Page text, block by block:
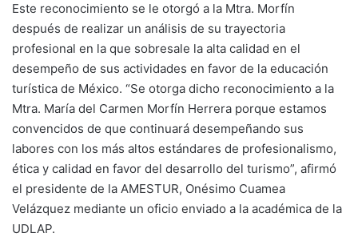
Este reconocimiento se le otorgó a la Mtra. Morfín
después de realizar un análisis de su trayectoria
profesional en la que sobresale la alta calidad en el
desempeño de sus actividades en favor de la educación
turística de México. “Se otorga dicho reconocimiento a la
Mtra. María del Carmen Morfín Herrera porque estamos
convencidos de que continuará desempeñando sus
labores con los más altos estándares de profesionalismo,
ética y calidad en favor del desarrollo del turismo”, afirmó
el presidente de la AMESTUR, Onésimo Cuamea
Velázquez mediante un oficio enviado a la académica de la
UDLAP.